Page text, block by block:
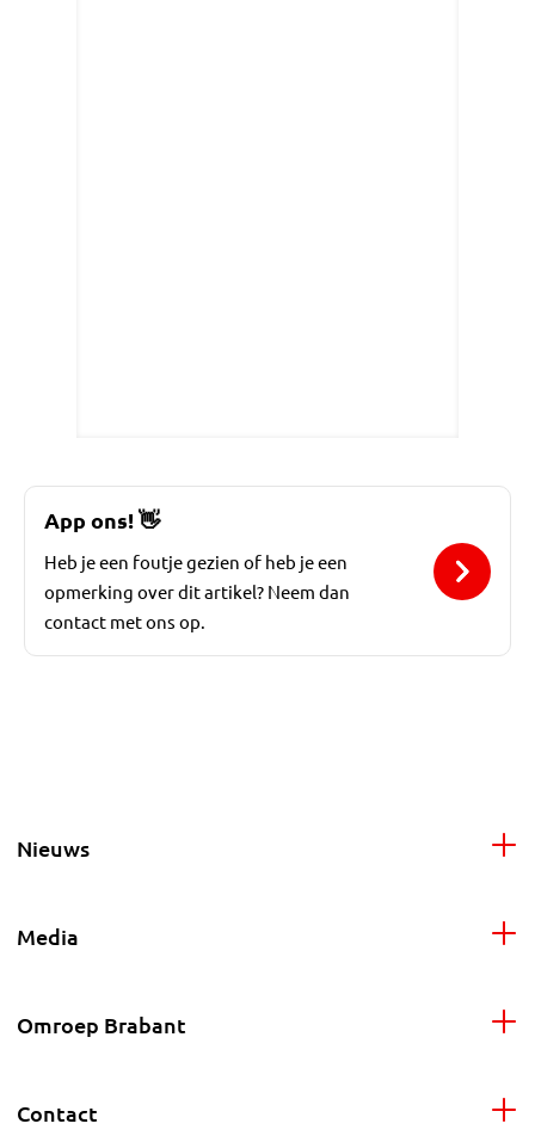
App ons!👋
Heb je een foutje gezien of heb je een
opmerking over dit artikel? Neem dan
contact met ons op.
Nieuws
Media
Omroep Brabant
Contact